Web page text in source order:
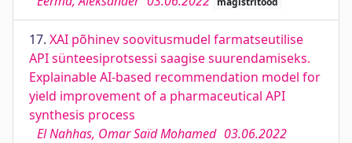
17. XAI põhinev soovitusmudel farmatseutilise
API sünteesiprotsessi saagise suurendamiseks.
Explainable AI-based recommendation model for
yield improvement of a pharmaceutical API
synthesis process
El Nahhas, Omar Saïd Mohamed 03.06.2022